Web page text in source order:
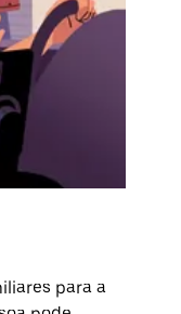
para a